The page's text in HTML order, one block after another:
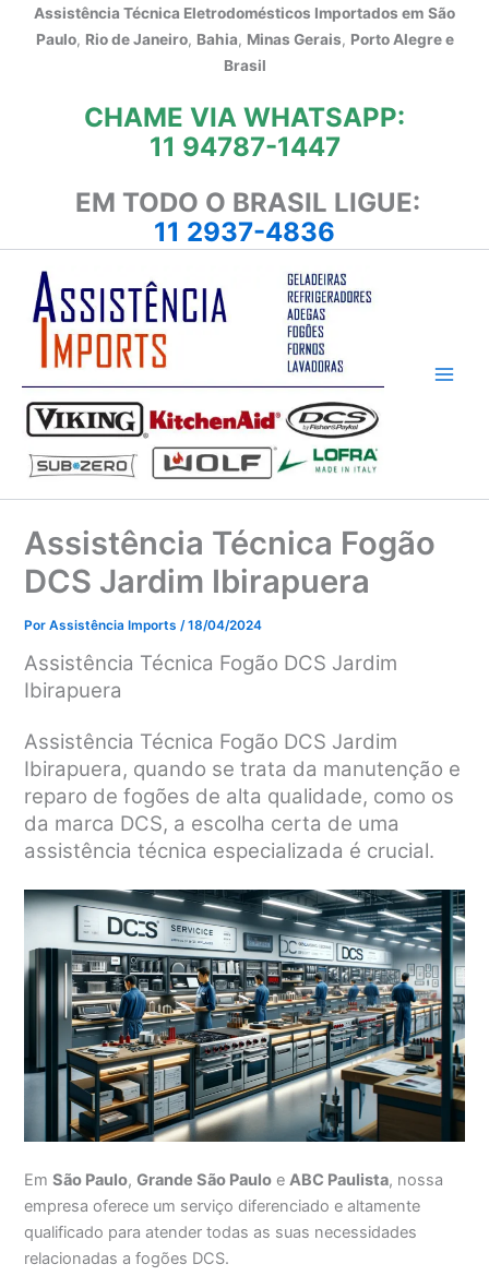
Assistência Técnica Eletrodomésticos Importados em São
Paulo, Rio de Janeiro, Bahia, Minas Gerais, Porto Alegre e
Brasil
CHAME VIA WHATSAPP:
11 94787-1447
EM TODO O BRASIL LIGUE:
11 2937-4836
Assistência Técnica Fogão
DCS Jardim Ibirapuera
PorAssistência Imports/18/04/2024
Assistência Técnica Fogão DCS Jardim
Ibirapuera
Assistência Técnica Fogão DCS Jardim
Ibirapuera, quando se trata da manutenção e
reparo de fogões de alta qualidade, como os
da marca DCS, a escolha certa de uma
assistência técnica especializada é crucial.
EmSão Paulo,Grande São Paulo eABC Paulista, nossa
empresa oferece um serviço diferenciado e altamente
qualificado para atender todas as suas necessidades
relacionadas a fogões DCS.